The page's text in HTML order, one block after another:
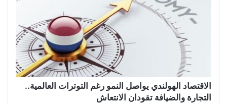
الاقتصاد الهولندي يواصل النمو رغم التوترات العالمية..
التجارة والضيافة تقودان الانتعاش